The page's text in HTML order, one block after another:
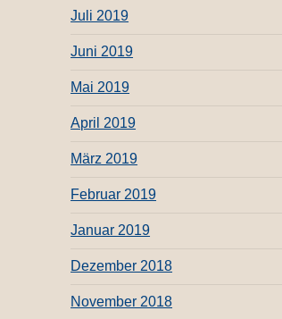
Juli 2019
Juni 2019
Mai 2019
April 2019
März 2019
Februar 2019
Januar 2019
Dezember 2018
November 2018